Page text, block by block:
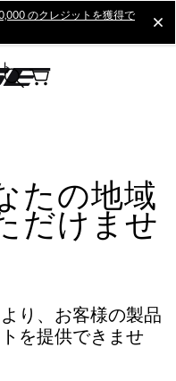
のクレジットを獲得で
たの地域
だけませ
り、お客様の製品
を提供できませ